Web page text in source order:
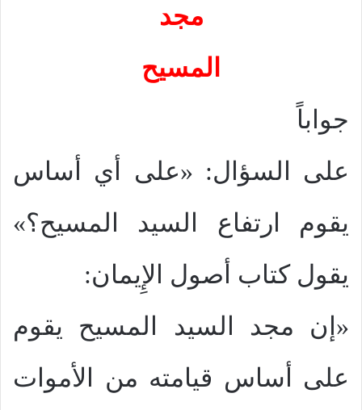
مجد
المسيح
جواباً
على السؤال: «على أي أساس
يقوم ارتفاع السيد المسيح؟»
يقول كتاب أصول الإِيمان:
«إن مجد السيد المسيح يقوم
على أساس قيامته من الأموات